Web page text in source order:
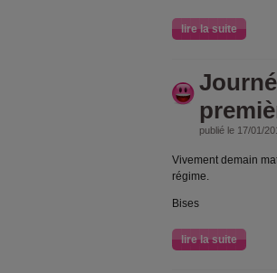
lire la suite
publié le 17/01/
Vivement demain
régime.
Bises
lire la suite